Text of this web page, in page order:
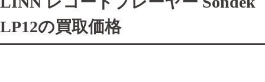
LP12の買取価格